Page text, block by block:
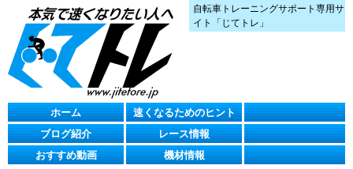
自転車トレーニングサポート専用サ
イト「じてトレ」
ホーム
速くなるためのヒント
ブログ紹介
レース情報
おすすめ動画
機材情報